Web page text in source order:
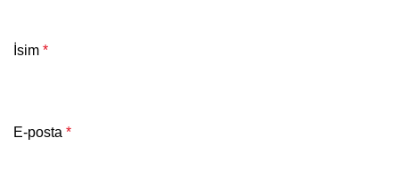
İsim *
E-posta *